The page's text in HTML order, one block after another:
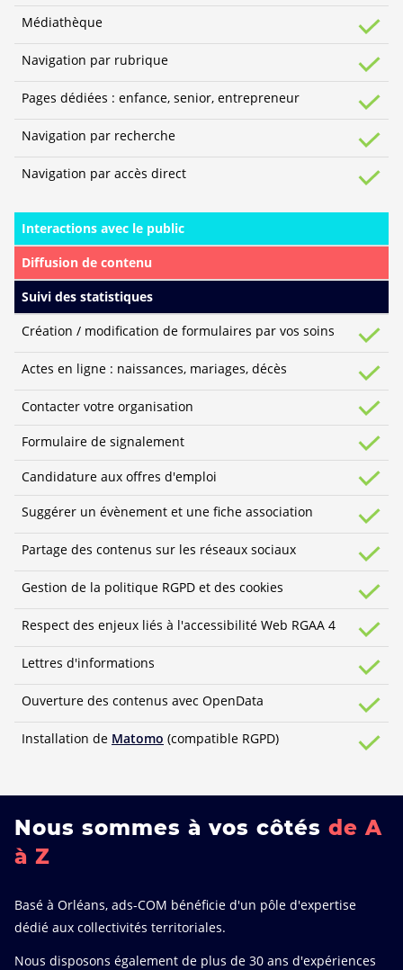
Médiathèque
Navigation par rubrique
Pages dédiées : enfance, senior, entrepreneur
Navigation par recherche
Navigation par accès direct
Interactions avec le public
Diffusion de contenu
Suivi des statistiques
Création / modification de formulaires par vos soins
Actes en ligne : naissances, mariages, décès
Contacter votre organisation
Formulaire de signalement
Candidature aux offres d'emploi
Suggérer un évènement et une fiche association
Partage des contenus sur les réseaux sociaux
Gestion de la politique RGPD et des cookies
Respect des enjeux liés à l'accessibilité Web RGAA 4
Lettres d'informations
Ouverture des contenus avec OpenData
Installation de Matomo (compatible RGPD)
Nous sommes à vos côtés de A
à Z
Basé à Orléans, ads-COM bénéficie d'un pôle d'expertise
dédié aux collectivités territoriales.
Nous disposons également de plus de 30 ans d'expériences